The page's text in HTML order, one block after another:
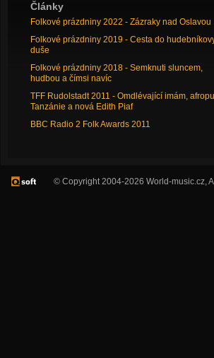
Články
Folkové prázdniny 2022 - Zázraky nad Oslavou
Folkové prázdniny 2019 - Cesta do
duše
Folkové prázdniny 2018 - Semknuti sluncem,
hudbou a čímsi navíc
TFF Rudolstadt 2011 - Omdlévající imám,
Tanzánie a nová Edith Piaf
BBC Radio 2 Folk Awards 2011
© Copyright 2004-2026 World-music.cz,